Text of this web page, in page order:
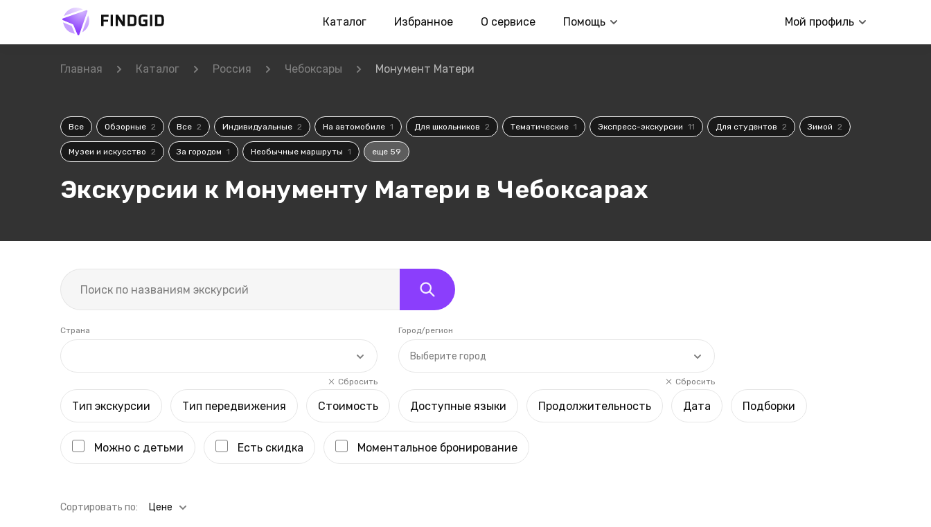
Каталог Избранное О сервисе Помощь Мой профиль
Главная Каталог Россия Чебоксары Монумент Матери
Все Обзорные 2 Все 2 Индивидуальные 2 На автомобиле 1 Для школьников 2 Тематические 1 Экспресс-экскурсии 11 Для студентов 2 Зимой 2
Музеи и искусство 2 За городом 1 Необычные маршруты 1 еще 59
Экскурсии к Монументу Матери в Чебоксарах
Страна
Сбросить
Выберите город
Город/регион
Сбросить
Тип экскурсии Тип передвижения Стоимость Доступные языки Продолжительность Дата Подборки
Можно с детьми Есть скидка Моментальное бронирование
Cортировать по: Цене